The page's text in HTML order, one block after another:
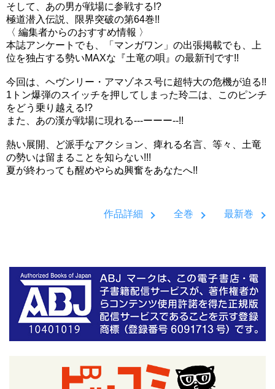
そして、あの男が戦場に参戦する!?
極道潜入伝説、限界突破の第64巻!!
〈 編集者からのおすすめ情報 〉
本誌アンケートでも、「マンガワン」の出張掲載でも、上
位を独占する勢いMAXな『土竜の唄』の最新刊です!!
今回は、ヘヴンリー・アマゾネス号に超特大の危機が迫る!!
1トン爆弾のスイッチを押してしまった玲二は、このピンチ
をどう乗り越える!?
また、あの漢が戦場に現れる---ーーー--!!
熱い展開、ど派手なアクション、痺れる名言、等々、土竜
の勢いは留まることを知らない!!!
夏が終わっても醒めやらぬ興奮をあなたへ!!
作品詳細 全巻 最新巻